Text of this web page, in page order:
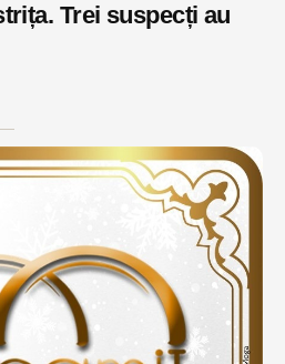
Trei suspecți au